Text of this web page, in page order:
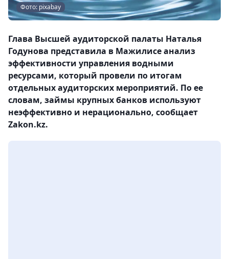
Фото: pixabay
Глава Высшей аудиторской палаты Наталья
Годунова представила в Мажилисе анализ
эффективности управления водными
ресурсами, который провели по итогам
отдельных аудиторских мероприятий. По ее
словам, займы крупных банков используют
неэффективно и нерационально, сообщает
Zakon.kz.